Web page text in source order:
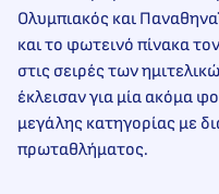
Ολυμπιακός και
και το φωτεινό πίνακα
στις σειρές των
έκλεισαν για μία ακόμα
μεγάλης κατηγορίας με
πρωταθλήματος.